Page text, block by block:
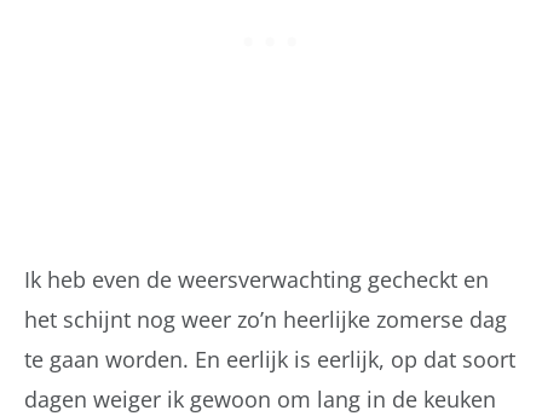
Ik heb even de weersverwachting gecheckt en
het schijnt nog weer zo’n heerlijke zomerse dag
te gaan worden. En eerlijk is eerlijk, op dat soort
dagen weiger ik gewoon om lang in de keuken